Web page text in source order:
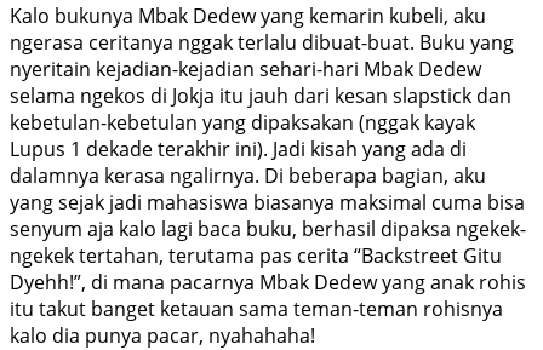
Kalo bukunya Mbak Dedew yang kemarin kubeli, aku
ngerasa ceritanya nggak terlalu dibuat-buat. Buku yang
nyeritain kejadian-kejadian sehari-hari Mbak Dedew
selama ngekos di Jokja itu jauh dari kesan slapstick dan
kebetulan-kebetulan yang dipaksakan (nggak kayak
Lupus 1 dekade terakhir ini). Jadi kisah yang ada di
dalamnya kerasa ngalirnya. Di beberapa bagian, aku
yang sejak jadi mahasiswa biasanya maksimal cuma bisa
senyum aja kalo lagi baca buku, berhasil dipaksa ngekek-
ngekek tertahan, terutama pas cerita “Backstreet Gitu
Dyehh!”, di mana pacarnya Mbak Dedew yang anak rohis
itu takut banget ketauan sama teman-teman rohisnya
kalo dia punya pacar, nyahahaha!